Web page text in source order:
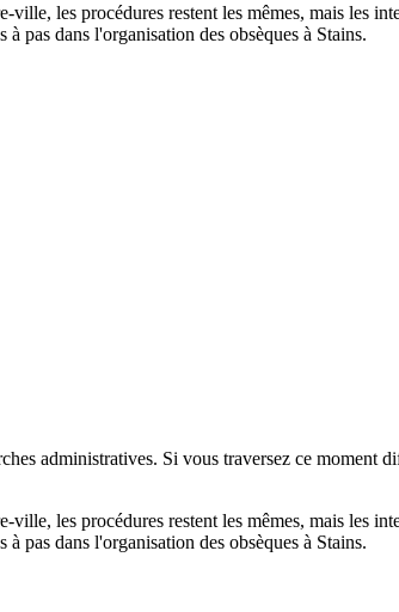
ville, les procédures restent les mêmes, mais les
pas dans l'organisation des obsèques à Stains.
administratives. Si vous traversez ce moment
ville, les procédures restent les mêmes, mais les
pas dans l'organisation des obsèques à Stains.